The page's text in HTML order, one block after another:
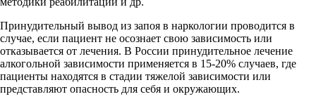
Принудительный вывод из запоя в наркологии проводится в
случае, если пациент не осознает свою зависимость или
отказывается от лечения. В России принудительное лечение
алкогольной зависимости применяется в 15-20% случаев, где
пациенты находятся в стадии тяжелой зависимости или
представляют опасность для себя и окружающих.